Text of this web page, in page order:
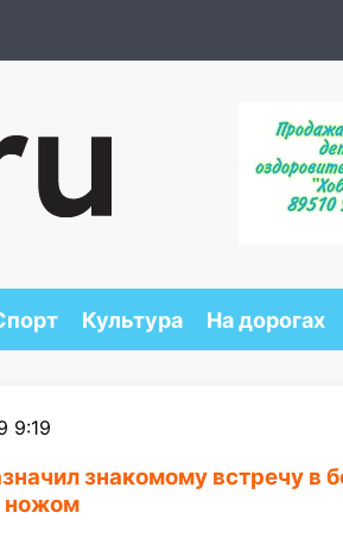
Культура На дорогах
9:19
знакомому встречу в
ножом